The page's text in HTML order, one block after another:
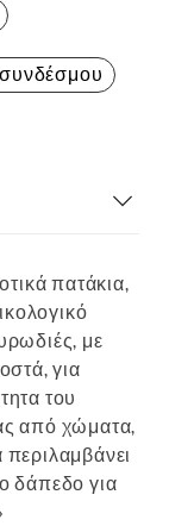
πατάκια,
με
για
του
από χώματα,
δάπεδο για